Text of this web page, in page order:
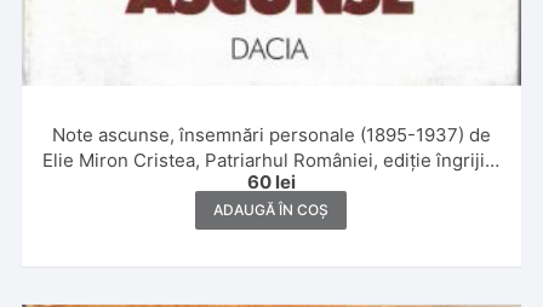
Note ascunse, însemnări personale (1895-1937) de
Elie Miron Cristea, Patriarhul României, ediție îngrijită
și notă asupra ediției de Maria și Pamfil Bilțiu, cuvânt
înainte, note științifice, comentarii de Gheorghe
Bodea, 1999, Cluj-Napoca
60 lei
ADAUGĂ ÎN COȘ